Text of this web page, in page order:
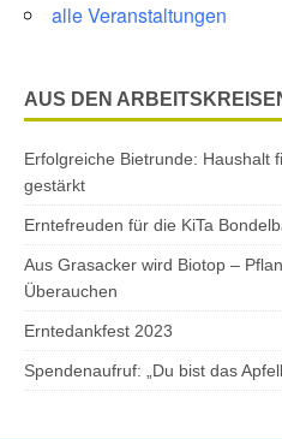
alle Veranstaltungen
AUS DEN
Erfolgreiche Bietrunde: Haushalt
gestärkt
Erntefreuden für die KiTa
Aus Grasacker wird Biotop –
Überauchen
Erntedankfest 2023
Spendenaufruf: „Du bist das